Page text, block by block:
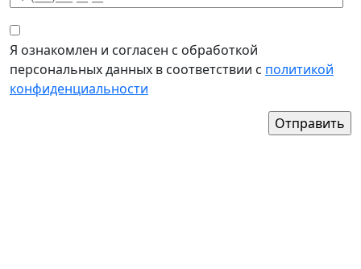
Я ознакомлен и согласен с обработкой
персональных данных в соответствии с политикой
конфиденциальности